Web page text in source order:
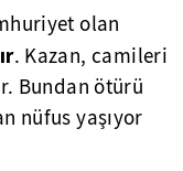
olan
. Kazan, camileri
Bundan ötürü
nüfus yaşıyor